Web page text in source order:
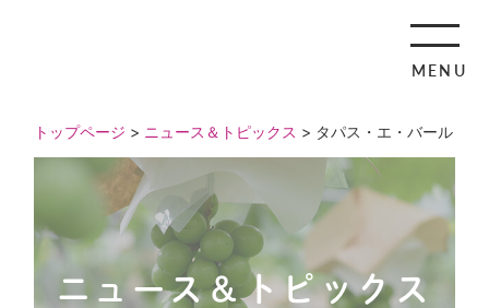
MENU
トップページ > ニュース＆トピックス > タパス・エ・バール
ニュース＆トピックス